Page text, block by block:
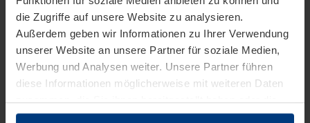
die Zugriffe auf unsere Website zu analysieren.
Außerdem geben wir Informationen zu Ihrer Verwendung
unserer Website an unsere Partner für soziale Medien,
Werbung und Analysen weiter. Unsere Partner führen
diese Informationen möglicherweise mit weiteren Daten
zusammen, die Sie ihnen bereitgestellt haben oder die
sie im Rahmen Ihrer Nutzung der Dienste gesammelt